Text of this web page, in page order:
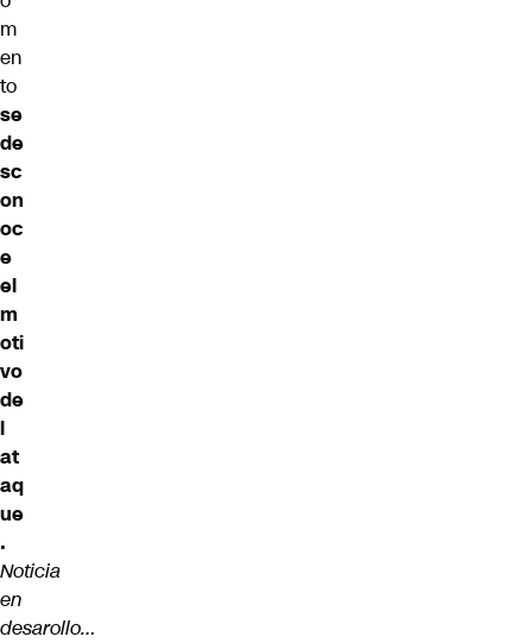
m
en
to
se
de
sc
on
oc
e
el
m
oti
vo
de
l
at
aq
ue
.
Noticia
en
desarollo…